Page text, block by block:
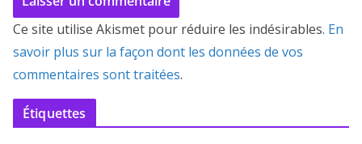
Ce site utilise Akismet pour réduire les indésirables. En
savoir plus sur la façon dont les données de vos
commentaires sont traitées.
Étiquettes